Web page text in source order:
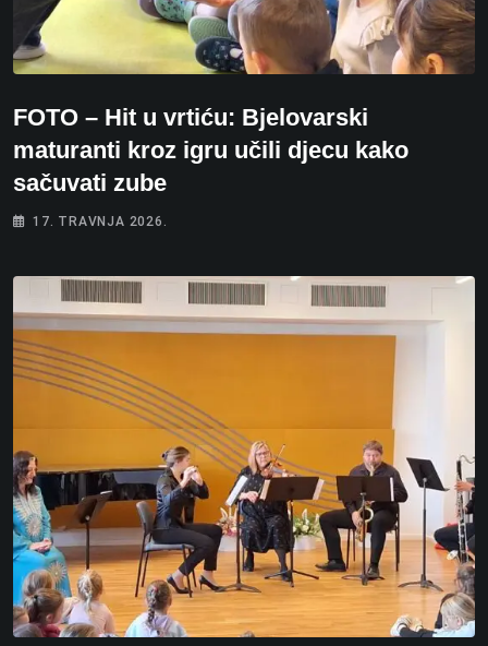
FOTO – Hit u vrtiću: Bjelovarski
maturanti kroz igru učili djecu kako
sačuvati zube
17. TRAVNJA 2026.